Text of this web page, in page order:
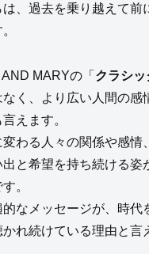
は、過去を乗り越えて前
MARYの「 クラシッ
く、より広い人間の感
えます。
わる人々の関係や感情
と希望を持ち続ける姿
。
なメッセージが、時代
れ続けている理由と言